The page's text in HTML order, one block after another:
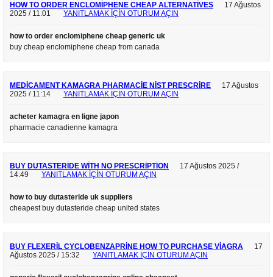
HOW TO ORDER ENCLOMIPHENE CHEAP ALTERNATIVES
17 Ağustos
2025 / 11:01
YANITLAMAK IÇIN OTURUM AÇIN
how to order enclomiphene cheap generic uk
buy cheap enclomiphene cheap from canada
MEDICAMENT KAMAGRA PHARMACIE NIST PRESCRIRE
17 Ağustos
2025 / 11:14
YANITLAMAK IÇIN OTURUM AÇIN
acheter kamagra en ligne japon
pharmacie canadienne kamagra
BUY DUTASTERIDE WITH NO PRESCRIPTION
17 Ağustos 2025 /
14:49
YANITLAMAK IÇIN OTURUM AÇIN
how to buy dutasteride uk suppliers
cheapest buy dutasteride cheap united states
BUY FLEXERIL CYCLOBENZAPRINE HOW TO PURCHASE VIAGRA
17
Ağustos 2025 / 15:32
YANITLAMAK IÇIN OTURUM AÇIN